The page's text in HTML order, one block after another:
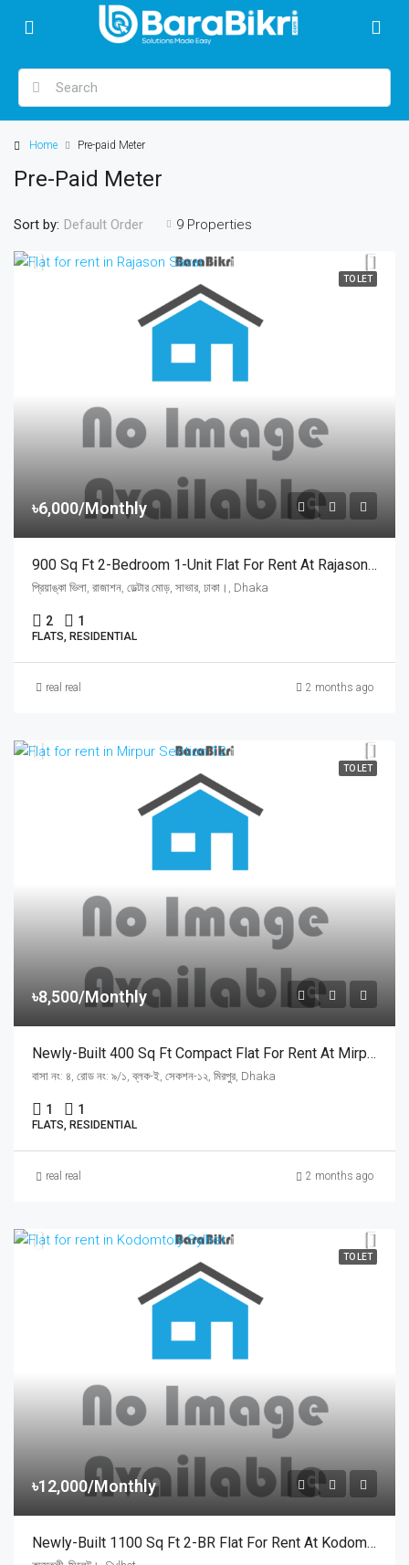
Home Pre-paid Meter
Pre-Paid Meter
9 Properties
Sort by: Default Order
TO LET
৳6,000/Monthly
900 Sq Ft 2-Bedroom 1-Unit Flat For Rent At Rajason Deltar Mor, Savar | সাভার রাজাশন ডেল্টার মোড়ে প্রিয়াঙ্কা ভিলায় ৬,০০০ টাকায় ৯০০ স্কয়ার ফিটের ১ ইউনিটের ফ্ল্যাট ভাড়া
প্রিয়াঙ্কা ভিলা, রাজাশন, ডেল্টার মোড়, সাভার, ঢাকা।, Dhaka
2 1
FLATS, RESIDENTIAL
real real 2 months ago
TO LET
৳8,500/Monthly
Newly-Built 400 Sq Ft Compact Flat For Rent At Mirpur Section 12 | মিরপুর ১২ নম্বর সেকশনে ই-ব্লকে গেটেড কম্পাউন্ডে ৮,৫০০ টাকায় নতুন ফ্ল্যাট ভাড়া
বাসা নং: ৪, রোড নং: ৯/১, ব্লক-ই, সেকশন-১২, মিরপুর, Dhaka
1 1
FLATS, RESIDENTIAL
real real 2 months ago
TO LET
৳12,000/Monthly
Newly-Built 1100 Sq Ft 2-BR Flat For Rent At Kodomtoly, Sylhet | সিলেটের কদমতলী স্বর্ণশিখায় ৩য় তলায় মাত্র ১২,০০০ টাকায় ২ বেডরুমের সুদৃশ্য ফ্ল্যাট ভাড়া